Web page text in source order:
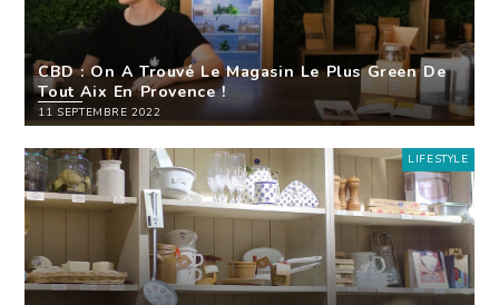
CBD : On A Trouvé Le Magasin Le Plus Green De
Tout Aix En Provence !
11 SEPTEMBRE 2022
LIFESTYLE